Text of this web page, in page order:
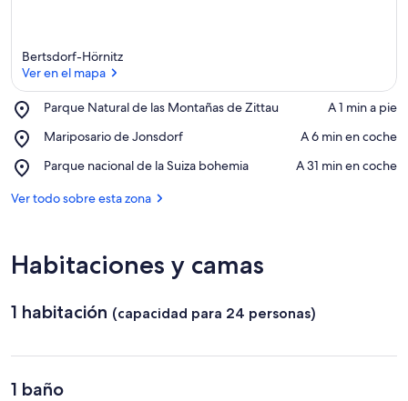
Bertsdorf-Hörnitz
Ver en el mapa
Parque Natural de las Montañas de Zittau
Place,
Natural
las
de
‪A 1 min a pie‬
Mariposario de Jonsdorf
Place,
de
‪A 6 min en coche‬
Parque nacional de la Suiza bohemia
Place,
nacional
bohemia
‪A 31 min en coche‬
Ver todo sobre esta zona
Habitaciones y camas
1 habitación (capacidad para 24 personas)
1 baño